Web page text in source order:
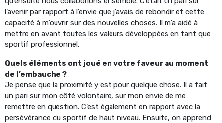
l’avenir par rapport à l’envie que j’avais de rebondir et cette
capacité à m’ouvrir sur des nouvelles choses. Il m’a aidé à
mettre en avant toutes les valeurs développées en tant que
sportif professionnel.
Quels éléments ont joué en votre faveur au moment
de l’embauche ?
Je pense que la proximité y est pour quelque chose. Il a fait
un pari sur mon côté volontaire, sur mon envie de me
remettre en question. C’est également en rapport avec la
persévérance du sportif de haut niveau. Ensuite, on apprend